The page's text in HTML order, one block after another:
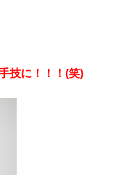
技に！！！(笑)